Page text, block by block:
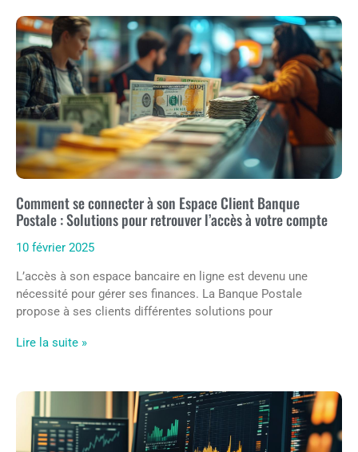
Comment se connecter à son Espace Client Banque
Postale : Solutions pour retrouver l’accès à votre compte
10 février 2025
L’accès à son espace bancaire en ligne est devenu une
nécessité pour gérer ses finances. La Banque Postale
propose à ses clients différentes solutions pour
Lire la suite »